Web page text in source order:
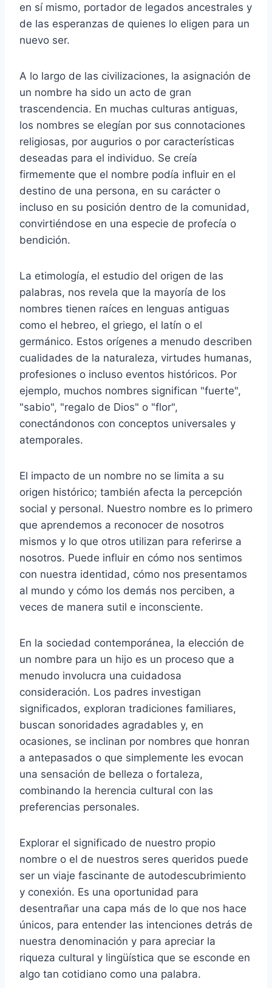
en sí mismo, portador de legados ancestrales y
de las esperanzas de quienes lo eligen para un
nuevo ser.
A lo largo de las civilizaciones, la asignación de
un nombre ha sido un acto de gran
trascendencia. En muchas culturas antiguas,
los nombres se elegían por sus connotaciones
religiosas, por augurios o por características
deseadas para el individuo. Se creía
firmemente que el nombre podía influir en el
destino de una persona, en su carácter o
incluso en su posición dentro de la comunidad,
convirtiéndose en una especie de profecía o
bendición.
La etimología, el estudio del origen de las
palabras, nos revela que la mayoría de los
nombres tienen raíces en lenguas antiguas
como el hebreo, el griego, el latín o el
germánico. Estos orígenes a menudo describen
cualidades de la naturaleza, virtudes humanas,
profesiones o incluso eventos históricos. Por
ejemplo, muchos nombres significan "fuerte",
"sabio", "regalo de Dios" o "flor",
conectándonos con conceptos universales y
atemporales.
El impacto de un nombre no se limita a su
origen histórico; también afecta la percepción
social y personal. Nuestro nombre es lo primero
que aprendemos a reconocer de nosotros
mismos y lo que otros utilizan para referirse a
nosotros. Puede influir en cómo nos sentimos
con nuestra identidad, cómo nos presentamos
al mundo y cómo los demás nos perciben, a
veces de manera sutil e inconsciente.
En la sociedad contemporánea, la elección de
un nombre para un hijo es un proceso que a
menudo involucra una cuidadosa
consideración. Los padres investigan
significados, exploran tradiciones familiares,
buscan sonoridades agradables y, en
ocasiones, se inclinan por nombres que honran
a antepasados o que simplemente les evocan
una sensación de belleza o fortaleza,
combinando la herencia cultural con las
preferencias personales.
Explorar el significado de nuestro propio
nombre o el de nuestros seres queridos puede
ser un viaje fascinante de autodescubrimiento
y conexión. Es una oportunidad para
desentrañar una capa más de lo que nos hace
únicos, para entender las intenciones detrás de
nuestra denominación y para apreciar la
riqueza cultural y lingüística que se esconde en
algo tan cotidiano como una palabra.